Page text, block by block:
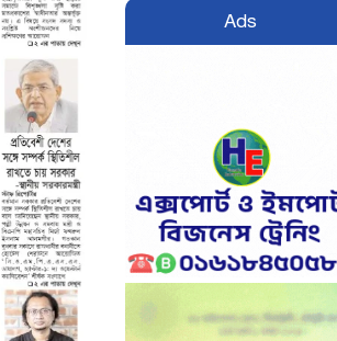
অষ্টম পৃষ্ঠা
Ads